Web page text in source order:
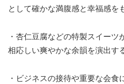
として確かな満腹感と幸福感を
・杏仁豆腐などの特製スイーツ
相応しい爽やかな余韻を演出す
・ビジネスの接待や重要な会食